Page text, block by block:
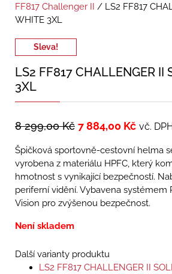
FF817 Challenger II
/ LS2 FF817
WHITE 3XL
Sleva!
LS2 FF817 CHALLENGER II
3XL
8 299,00Kč 7 884,00 Kč vč. DPH
Špičková sportovně-cestovní helma
vyrobena z materiálu HPFC, který
hmotnost s vynikající bezpečností.
periferní vidění. Vybavena systémem
Vision pro zvýšenou bezpečnost.
Není skladem
Další varianty produktu
LS2 FF817 CHALLENGER II